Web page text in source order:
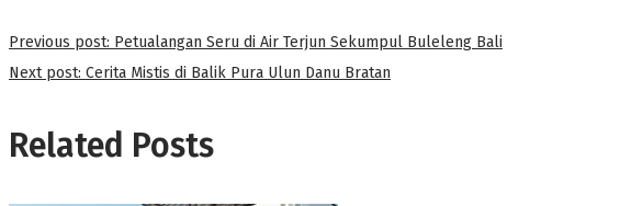
Previous post: Petualangan Seru di Air Terjun Sekumpul Buleleng Bali
Next post: Cerita Mistis di Balik Pura Ulun Danu Bratan
Related Posts